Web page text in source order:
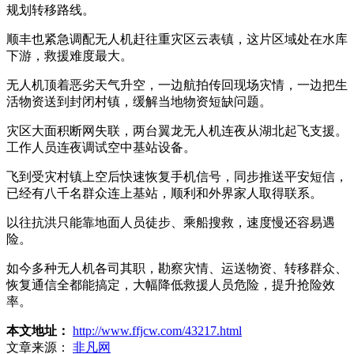
规划转移路线。
顺丰也紧急调配无人机赶往重灾区云表镇，这片区域处在水库
下游，救援难度最大。
无人机顶着恶劣天气升空，一边航拍传回现场灾情，一边把生
活物资送到封闭村镇，缓解当地物资短缺问题。
灾区大面积断网失联，两台翼龙无人机连夜从湖北起飞支援。
工作人员连夜调试空中基站设备。
飞到受灾村镇上空后快速恢复手机信号，同步推送平安短信，
已经有八千名群众连上基站，顺利和外界家人取得联系。
以往抗洪只能靠地面人员徒步、乘船搜救，速度慢还容易遇
险。
如今多种无人机各司其职，勘察灾情、运送物资、转移群众、
恢复通信全都能搞定，大幅降低救援人员危险，提升抢险效
率。
本文地址： http://www.ffjcw.com/43217.html
文章来源：
非凡网